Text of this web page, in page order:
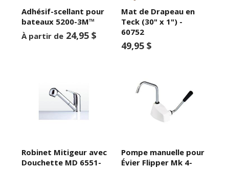
Adhésif-scellant pour
bateaux 5200-3M™
À partir de 24,95 $
Mat de Drapeau en
Teck (30" x 1") -
60752
49,95 $
Robinet Mitigeur avec
Douchette MD 6551-
Pompe manuelle pour
Évier Flipper Mk 4-